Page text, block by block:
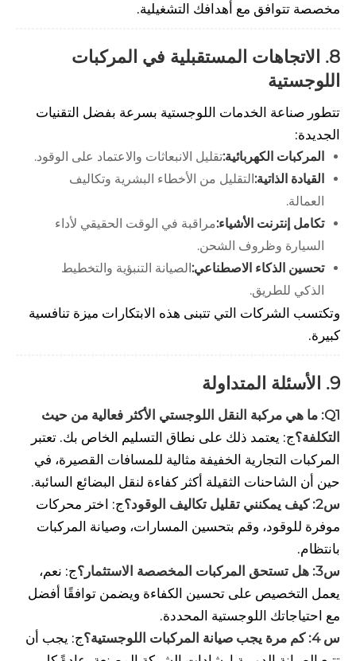
مخصصة تتوافق مع أهدافك التشغيلية.
8. الاتجاهات المستقبلية في المركبات
اللوجستية
تتطور صناعة الخدمات اللوجستية بسرعة بفضل التقنيات
الجديدة:
المركبات الكهربائية:تقليل الانبعاثات والاعتماد على الوقود.
القيادة الذاتية: التقليل من الأخطاء البشرية وتكاليف
العمالة.
تكامل إنترنت الأشياء:مراقبة في الوقت الحقيقي لأداء
السيارة وظروف الشحن.
تحسين الذكاء الاصطناعي: الصيانة التنبؤية والتخطيط
الذكي للطريق.
وتكتسب الشركات التي تتبنى هذه الابتكارات ميزة تنافسية
كبيرة.
9. الأسئلة المتداولة
Q1: ما هي مركبة النقل اللوجستي الأكثر فعالية من حيث
التكلفة؟ج: يعتمد ذلك على نطاق التسليم الخاص بك. تعتبر
المركبات التجارية الخفيفة مثالية للمسافات القصيرة، في
حين أن الشاحنات الثقيلة أكثر كفاءة لنقل البضائع السائبة.
س2: كيف يمكنني تقليل تكاليف الوقود؟
ج: اختر محركات
موفرة للوقود، وقم بتحسين المسارات، وصيانة المركبات
بانتظام.
س3: هل تستحق المركبات المخصصة الاستثمار؟
ج: نعم،
يعمل التخصيص على تحسين الكفاءة ويضمن توافقًا أفضل
مع احتياجاتك اللوجستية المحددة.
س 4: كم مرة يجب صيانة المركبات اللوجستية؟
ج: يجب أن